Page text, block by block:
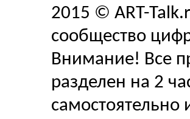
2015 © ART-
сообщество
Внимание! Все
разделен на 2
самостоятельно